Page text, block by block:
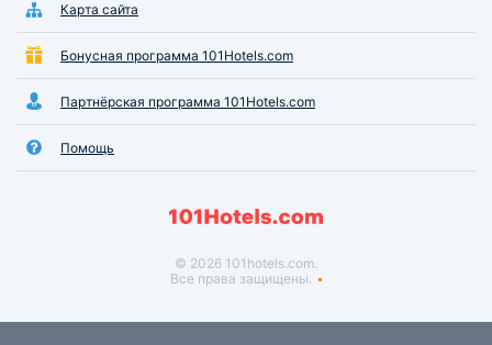
Карта сайта
Бонусная программа 101Hotels.com
Партнёрская программа 101Hotels.com
Помощь
© 2026 101hotels.com.
Все права защищены.